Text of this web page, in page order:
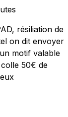
résiliation de
on dit envoyer
motif valable
50€ de